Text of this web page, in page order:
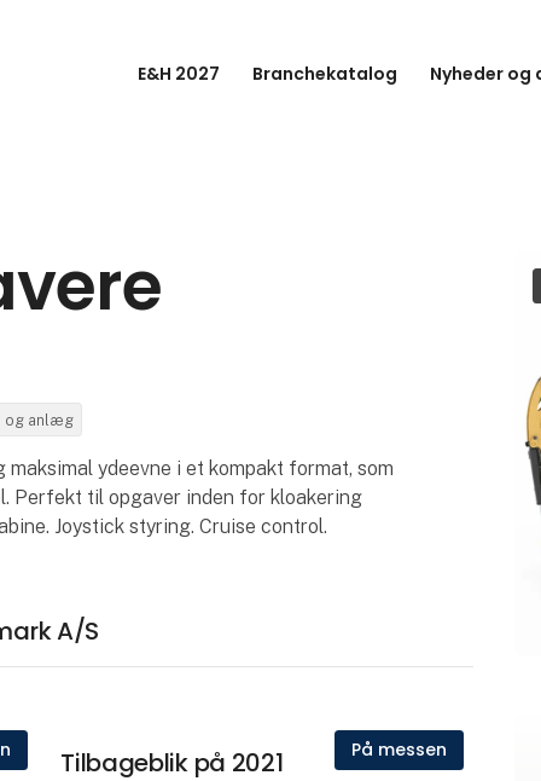
E&H 2027 Branchekatalog Nyheder og
og anlæg
ydeevne i et kompakt format, som
Perfekt til opgaver inden for kloakering
Joystick styring. Cruise control.
A/S
På messen
Tilbageblik på 2021